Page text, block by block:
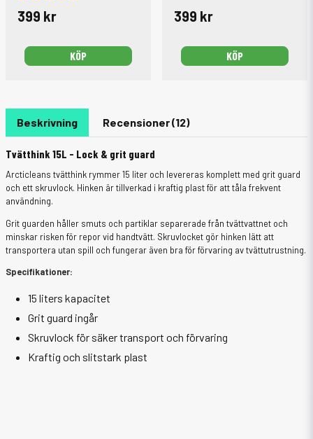
Beskrivning Recensioner (12)
Tvätthink 15L - Lock & grit guard
Arcticleans tvätthink rymmer 15 liter och levereras komplett med grit guard
och ett skruvlock. Hinken är tillverkad i kraftig plast för att tåla frekvent
användning.
Grit guarden håller smuts och partiklar separerade från tvättvattnet och
minskar risken för repor vid handtvätt. Skruvlocket gör hinken lätt att
transportera utan spill och fungerar även bra för förvaring av tvättutrustning.
Specifikationer:
15 liters kapacitet
Grit guard ingår
Skruvlock för säker transport och förvaring
Kraftig och slitstark plast
399 kr
KÖP
399 kr
KÖP